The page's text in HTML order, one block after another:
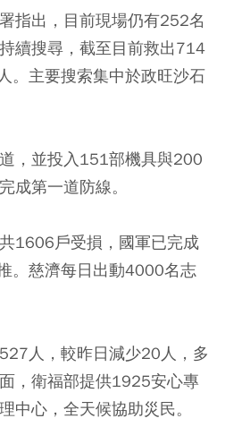
指出，目前現場仍有252名
續搜尋，截至目前救出714
。主要搜索集中於政旺沙石
，並投入151部機具與200
成第一道防線。
1606戶受損，國軍已完成
。慈濟每日出動4000名志
人，較昨日減少20人，多
，衛福部提供1925安心專
中心，全天候協助災民。